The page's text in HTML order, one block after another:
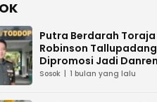
Putra Berdarah Toraja
Robinson Tallupadang
Dipromosi Jadi
141/Toddopuli
Sosok 1 bulan yang lalu